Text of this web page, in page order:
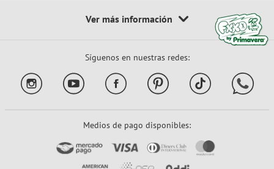
Síguenos en nuestras redes:
Medios de pago disponibles: